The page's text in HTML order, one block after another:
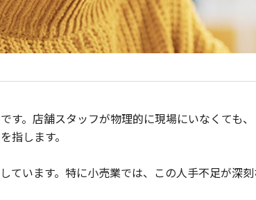
す。店舗スタッフが物理的に現場にいなくても
指します。
ています。特に小売業では、この人手不足が深